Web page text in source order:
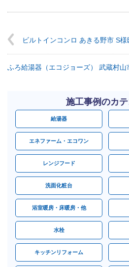
ビルトインコンロ あきる野市 S様
ふろ給湯器（エコジョーズ） 武蔵村山
施工事例のカ
給湯器
エネファーム・エコワン
レンジフード
洗面化粧台
浴室暖房・床暖房・他
水栓
キッチンリフォーム